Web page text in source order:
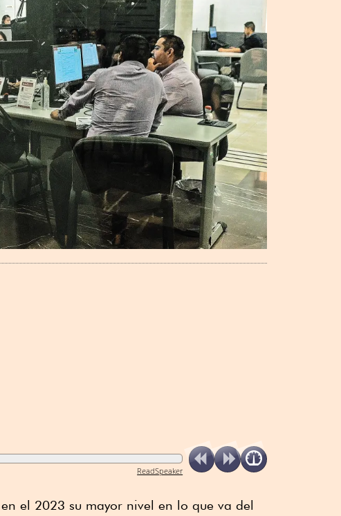
ReadSpeaker
el 2023 su mayor nivel en lo que va del